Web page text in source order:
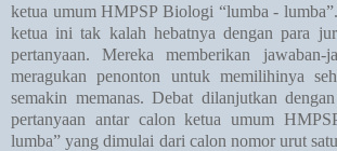
ketua umum HMPSP Biologi “lumba -
ketua ini tak kalah hebatnya dengan para
pertanyaan. Mereka memberikan jawaban-
meragukan penonton untuk memilihinya
semakin memanas. Debat dilanjutkan
pertanyaan antar calon ketua umum
lumba” yang dimulai dari calon nomor urut